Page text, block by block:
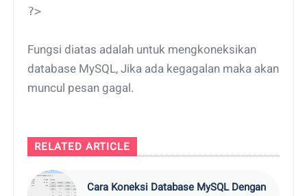
?>
Fungsi diatas adalah untuk mengkoneksikan
database MySQL, Jika ada kegagalan maka akan
muncul pesan gagal.
RELATED ARTICLE
Cara Koneksi Database MySQL Dengan